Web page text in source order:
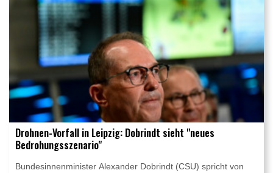
Drohnen-Vorfall in Leipzig: Dobrindt sieht "neues
Bedrohungsszenario"
Bundesinnenminister Alexander Dobrindt (CSU) spricht von